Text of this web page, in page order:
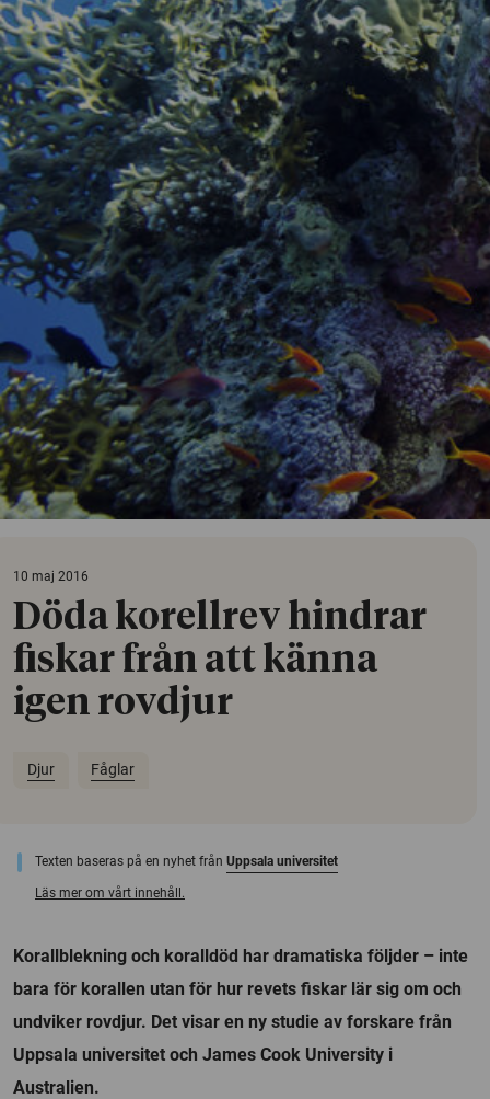
10 maj 2016
Döda korellrev hindrar
fiskar från att känna
igen rovdjur
Djur Fåglar
Texten baseras på en nyhet från Uppsala universitet
Läs mer om vårt innehåll.
Korallblekning och koralldöd har dramatiska följder – inte
bara för korallen utan för hur revets fiskar lär sig om och
undviker rovdjur. Det visar en ny studie av forskare från
Uppsala universitet och James Cook University i
Australien.